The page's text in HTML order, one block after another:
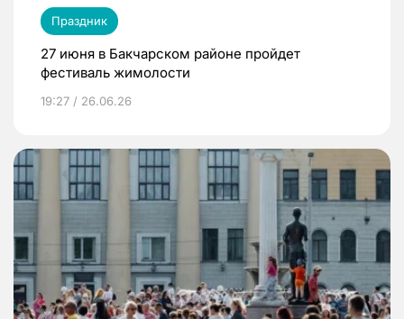
Праздник
27 июня в Бакчарском районе пройдет
фестиваль жимолости
19:27 / 26.06.26